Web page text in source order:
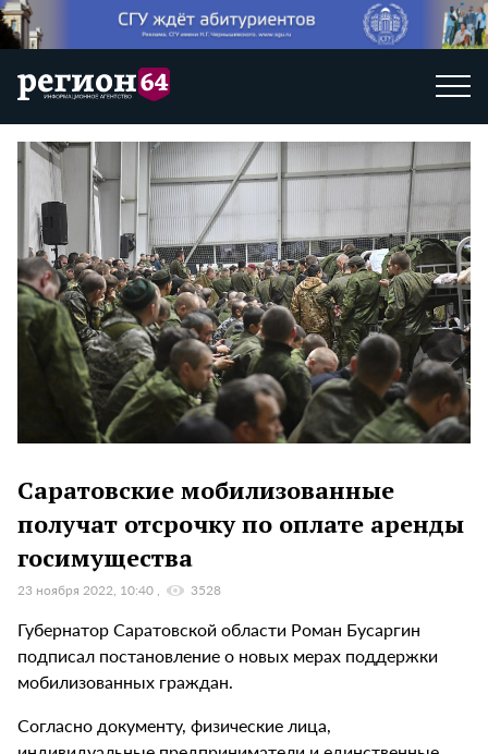
Саратовские мобилизованные
получат отсрочку по оплате аренды
госимущества
23 ноября 2022, 10:40 3528
Губернатор Саратовской области Роман Бусаргин
подписал постановление о новых мерах поддержки
мобилизованных граждан.
Согласно документу, физические лица,